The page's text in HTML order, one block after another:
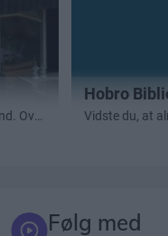
Følg med